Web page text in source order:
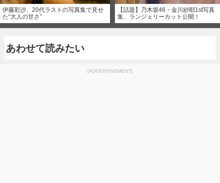
伊藤彩沙、20代ラストの写真集で見せ
た“大人の甘さ”
【話題】乃木坂46・金川紗耶1st写真
集、ランジェリーカット公開！
あわせて読みたい
[ADVERTISEMENT]